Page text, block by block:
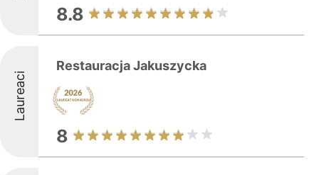
8.8
Laureaci
Restauracja Jakuszycka
8